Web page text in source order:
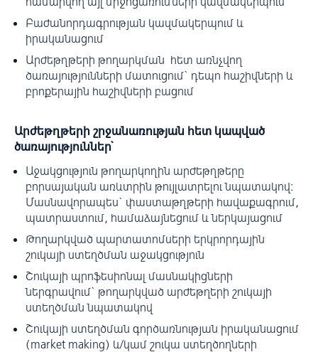
Բաժանորդագրության կազմակերպում և
իրականացում
Արժեթղթերի թողարկման հետ առնչվող
ծառայությունների մատուցում` դեպո հաշիվների և
բրոքերային հաշիվների բացում
Արժեթղթերի շրջանառության հետ կապված
ծառայություններ՝
Աջակցություն թողարկողին արժեթղթերը
բորսայական առևտրին թույլատրելու նպատակով։
Մասնավորապես` փաստաթղթերի հավաքագրում,
պատրաստում, համաձայնեցում և ներկայացում
Թողարկված պարտատոմսերի երկրորդային
շուկայի ստեղծման աջակցություն
Շուկայի պրո‎ֆեսիոնալ մասնակիցների
ներգրավում` թողարկված արժեթղերի շուկայի
ստեղծման նպատակով
Շուկայի ստեղծման գործառնության իրականացում
(market making) և/կամ շուկա ստեղծողների